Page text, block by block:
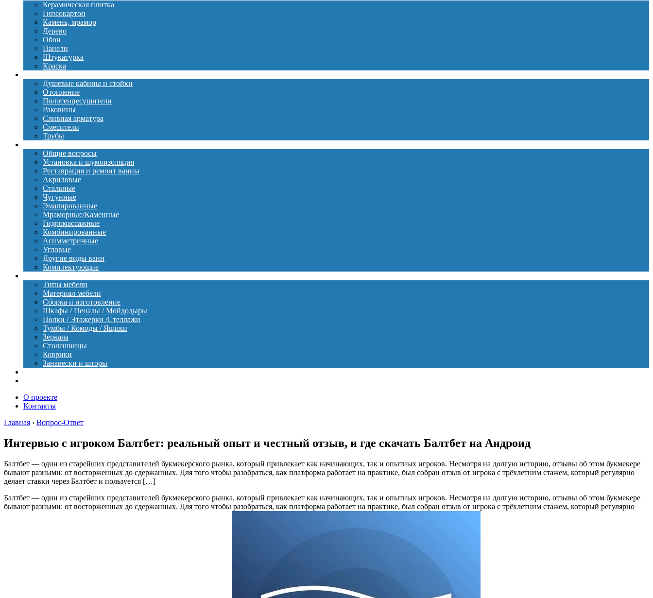
Керамическая плитка
Гипсокартон
Камень, мрамор
Дерево
Обои
Панели
Штукатурка
Краска
Душевые кабины и стойки
Отопление
Полотенцесушители
Раковины
Сливная арматура
Смесители
Трубы
Общие вопросы
Установка и шумоизоляция
Реставрация и ремонт ванны
Акриловые
Стальные
Чугунные
Эмалированные
Мраморные/Каменные
Гидромассажные
Комбинированные
Асимметричные
Угловые
Другие виды ванн
Комплектующие
Типы мебели
Материал мебели
Сборка и изготовление
Шкафы / Пеналы / Мойдодыры
Полки / Этажерки /Стеллажи
Тумбы / Комоды / Ящики
Зеркала
Столешницы
Коврики
Занавески и шторы
О проекте
Контакты
Главная › Вопрос-Ответ
Интервью с игроком Балтбет: реальный опыт и честный отзыв, и где скачать Балтбет на Андроид
Балтбет — один из старейших представителей букмекерского рынка, который привлекает как начинающих, так и опытных игроков. Несмотря на долгую историю, отзывы об этом букмекере
бывают разными: от восторженных до сдержанных. Для того чтобы разобраться, как платформа работает на практике, был собран отзыв от игрока с трёхлетним стажем, который регулярно
делает ставки через Балтбет и пользуется […]
Балтбет — один из старейших представителей букмекерского рынка, который привлекает как начинающих, так и опытных игроков. Несмотря на долгую историю, отзывы об этом букмекере
бывают разными: от восторженных до сдержанных. Для того чтобы разобраться, как платформа работает на практике, был собран отзыв от игрока с трёхлетним стажем, который регулярно